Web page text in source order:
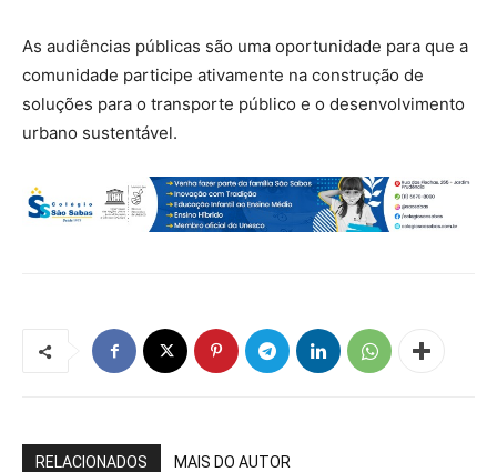
As audiências públicas são uma oportunidade para que a
comunidade participe ativamente na construção de
soluções para o transporte público e o desenvolvimento
urbano sustentável.
RELACIONADOS MAIS DO AUTOR